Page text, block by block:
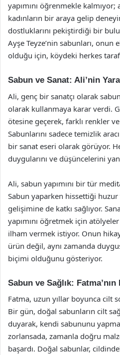
yapımını öğrenmekle kalmıyor;
kadınların bir araya gelip
dostluklarını pekiştirdiği bir
Ayşe Teyze’nin sabunları,
olduğu için, köydeki herkes
Sabun ve Sanat: Ali’nin
Ali, genç bir sanatçı olarak
olarak kullanmaya karar verdi.
ötesine geçerek, farklı renkler
Sabunlarını sadece temizlik
bir sanat eseri olarak görüyor.
duygularını ve düşüncelerini
Ali, sabun yapımını bir tür
Sabun yaparken hissettiği huzur
gelişimine de katkı sağlıyor.
yapımını öğretmek için
ilham vermek istiyor. Onun
ürün değil, aynı zamanda
biçimi olduğunu gösteriyor.
Sabun ve Sağlık:
Fatma, uzun yıllar boyunca cilt
Bir gün, doğal sabunların cilt
duyarak, kendi sabununu
zorlansada, zamanla doğru
başardı. Doğal sabunlar,